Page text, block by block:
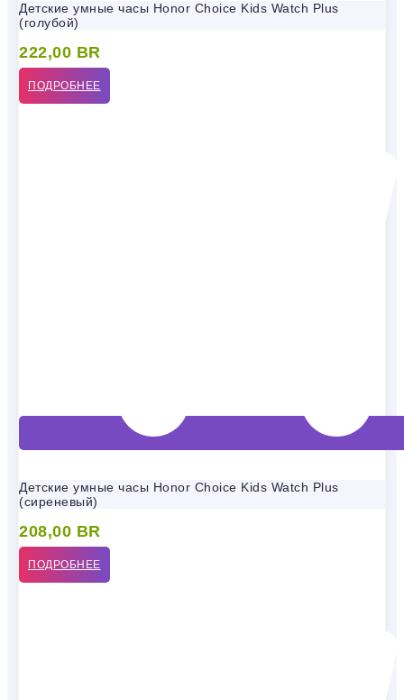
Детские умные часы Honor Choice Kids Watch Plus
(голубой)
222,00 BR
ПОДРОБНЕЕ
Детские умные часы Honor Choice Kids Watch Plus
(сиреневый)
208,00 BR
ПОДРОБНЕЕ